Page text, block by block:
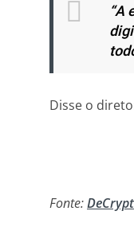
“A
Disse o
Fonte:DeCrypt